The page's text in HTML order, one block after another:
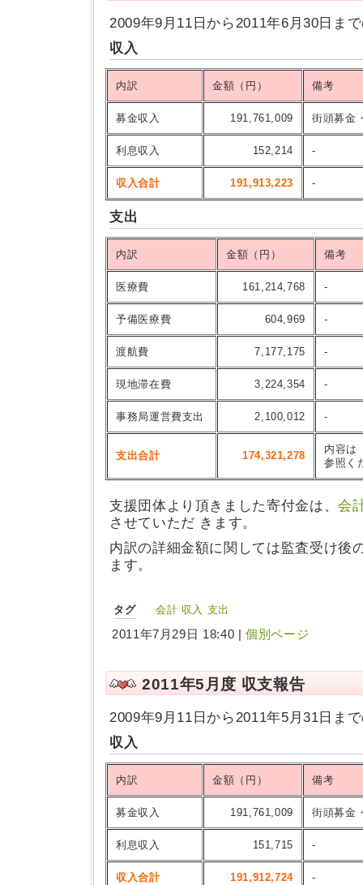
2009年9月11日から2011年6月30日ま
収入
内訳 金額（円） 備考
募金収入 191,761,009 街頭募金
利息収入 152,214 -
収入合計 191,913,223 -
支出
内訳 金額（円） 備考
医療費 161,214,768 -
予備医療費 604,969 -
渡航費 7,177,175 -
現地滞在費 3,224,354 -
事務局運営費支出 2,100,012 -
支出合計 174,321,278
内容は
参照く
支援団体より頂きました寄付金は、会
させていただ きます。
内訳の詳細金額に関しては監査受け後
ます。
タグ 会計 収入 支出
2011年7月29日 18:40 |個別ページ
2011年5月度 収支報告
2009年9月11日から2011年5月31日ま
収入
内訳 金額（円） 備考
募金収入 191,761,009 街頭募金
利息収入 151,715 -
収入合計 191,912,724 -